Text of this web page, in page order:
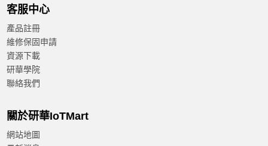
客服中心
產品註冊
維修保固申請
資源下載
研華學院
聯絡我們
關於研華IoTMart
網站地圖